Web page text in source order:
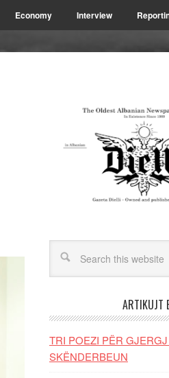
Economy Interview
ARTIKUJT
TRI POEZI PËR
SKËNDERBEUN